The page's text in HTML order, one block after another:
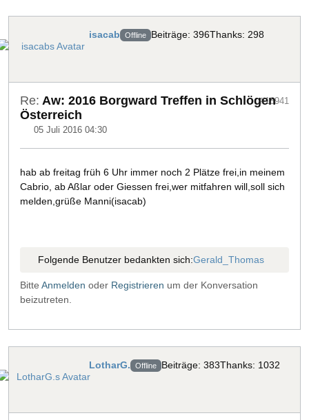
isacab Offline Beiträge: 396Thanks: 298
Re: Aw: 2016 Borgward Treffen in Schlögen
Österreich
05 Juli 2016 04:30
#18941
hab ab freitag früh 6 Uhr immer noch 2 Plätze frei,in meinem
Cabrio, ab Aßlar oder Giessen frei,wer mitfahren will,soll sich
melden,grüße Manni(isacab)
Folgende Benutzer bedankten sich:Gerald_Thomas
Bitte Anmelden oder Registrieren um der Konversation
beizutreten.
LotharG. Offline Beiträge: 383Thanks: 1032